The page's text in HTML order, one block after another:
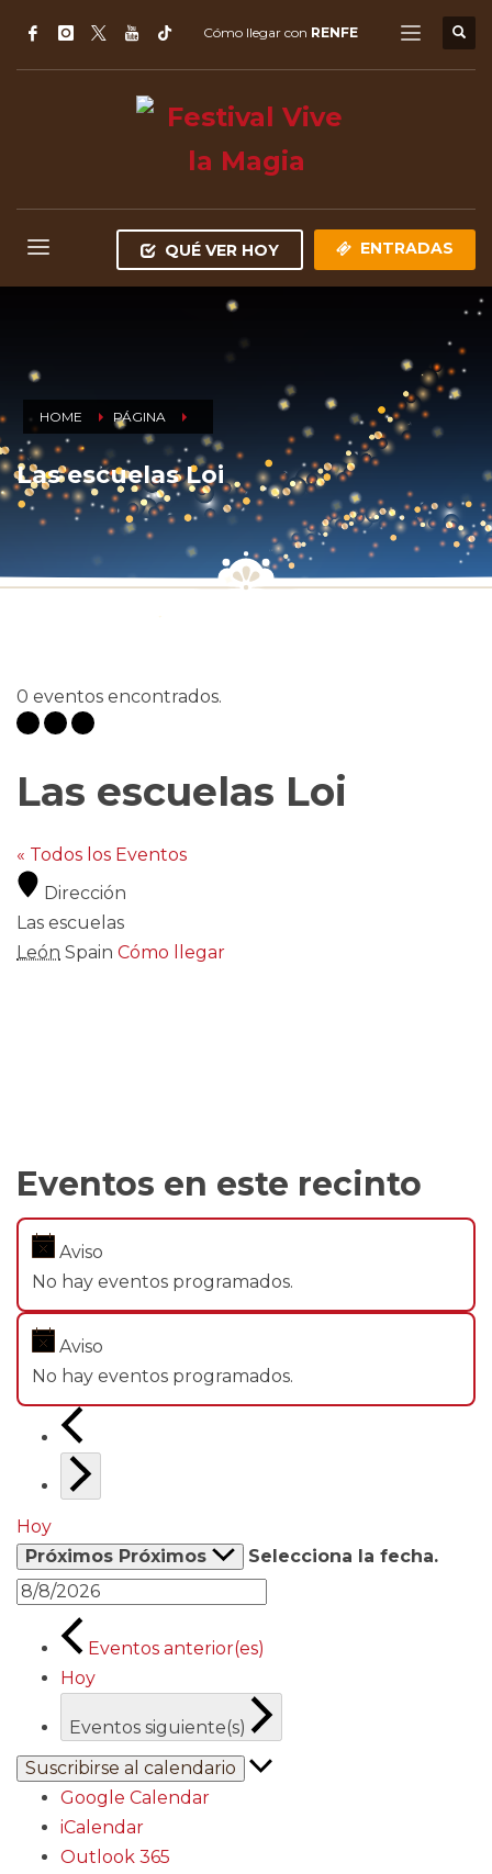
Cómo llegar con RENFE
QUÉ VER HOY ENTRADAS
HOME PÁGINA
Las escuelas Loi
0 eventos encontrados.
Las escuelas Loi
« Todos los Eventos
Dirección
Las escuelas
León Spain Cómo llegar
Eventos en este recinto
Aviso
No hay eventos programados.
Aviso
No hay eventos programados.
Hoy
Próximos Próximos Selecciona la fecha.
Eventos anterior(es)
Hoy
Eventos siguiente(s)
Suscribirse al calendario
Google Calendar
iCalendar
Outlook 365